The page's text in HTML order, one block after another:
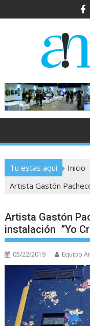
al
Tu estas aquí Inicio
Artista Gastón
Artista Gastón
instalación ”Yo
05/22/2019 Equipo